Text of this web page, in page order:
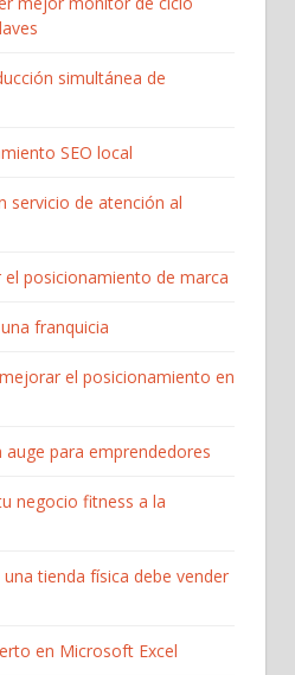
simultánea de
SEO local
servicio de atención al
posicionamiento de marca
franquicia
el posicionamiento en
para emprendedores
negocio fitness a la
tienda física debe vender
en Microsoft Excel